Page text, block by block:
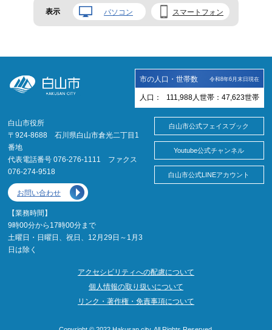
表示 パソコン スマートフォン
市の人口・世帯数 令和8年6月末日現在
人口： 111,988 人 世帯： 47,623世帯
白山市役所
〒924-8688 石川県白山市倉光二丁目1
番地
代表電話番号 076-276-1111 ファクス
076-274-9518
お問い合わせ
【業務時間】
9時00分から17時00分まで
土曜日・日曜日、祝日、12月29日～1月3
日は除く
白山市公式フェイスブック
Youtube公式チャンネル
白山市公式LINEアカウント
アクセシビリティへの配慮について
個人情報の取り扱いについて
リンク・著作権・免責事項について